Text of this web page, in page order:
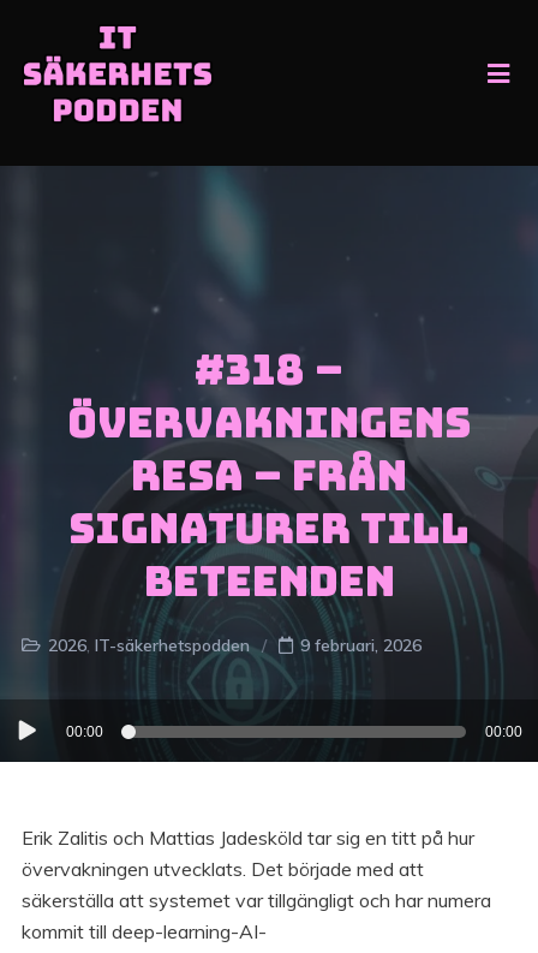
#318 –
Övervakningens
resa – Från
signaturer till
beteenden
2026 IT-säkerhetspodden 9 februari, 2026
00:00 00:00
Erik Zalitis och Mattias Jadesköld tar sig en titt på hur
övervakningen utvecklats. Det började med att
säkerställa att systemet var tillgängligt och har numera
kommit till deep-learning-AI-